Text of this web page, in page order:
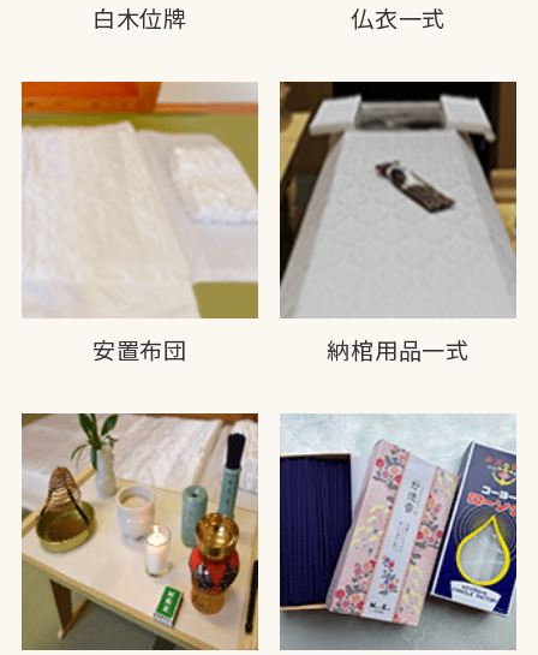
白木位牌 仏衣一式
安置布団 納棺用品一式